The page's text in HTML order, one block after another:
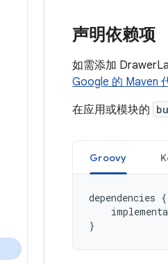
声明依赖项
如需添加
Google 的 Maven
在应用或模块的
Groovy
dependencies {
}